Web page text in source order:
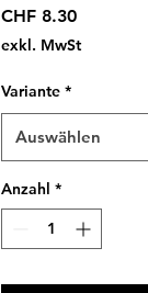
CHF 8.30Preis
exkl. MwSt
Variante *
Auswählen
Anzahl *